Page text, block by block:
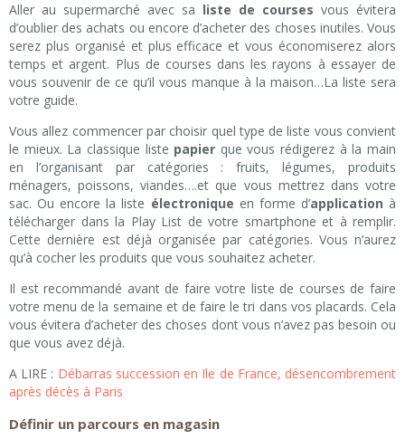
Aller au supermarché avec sa liste de courses vous évitera
d’oublier des achats ou encore d’acheter des choses inutiles. Vous
serez plus organisé et plus efficace et vous économiserez alors
temps et argent. Plus de courses dans les rayons à essayer de
vous souvenir de ce qu’il vous manque à la maison…La liste sera
votre guide.
Vous allez commencer par choisir quel type de liste vous convient
le mieux. La classique liste papier que vous rédigerez à la main
en l’organisant par catégories : fruits, légumes, produits
ménagers, poissons, viandes….et que vous mettrez dans votre
sac. Ou encore la liste électronique en forme d’application à
télécharger dans la Play List de votre smartphone et à remplir.
Cette dernière est déjà organisée par catégories. Vous n’aurez
qu’à cocher les produits que vous souhaitez acheter.
Il est recommandé avant de faire votre liste de courses de faire
votre menu de la semaine et de faire le tri dans vos placards. Cela
vous évitera d’acheter des choses dont vous n’avez pas besoin ou
que vous avez déjà.
A LIRE : Débarras succession en Ile de France, désencombrement
après décès à Paris
Définir un parcours en magasin